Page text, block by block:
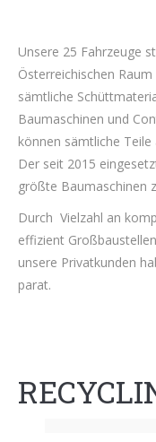
Unsere 25 Fahrzeuge
Österreichischen
sämtliche
Baumaschinen und
können sämtliche
Der seit 2015
größte Baumaschinen
Durch Vielzahl an
effizient
unsere Privatkunden
parat.